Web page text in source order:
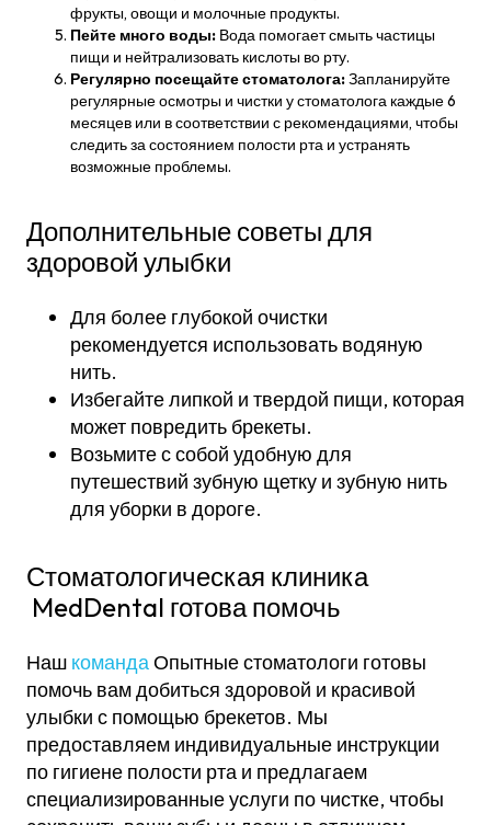
фрукты, овощи и молочные продукты.
Пейте много воды: Вода помогает смыть частицы
пищи и нейтрализовать кислоты во рту.
Регулярно посещайте стоматолога:Запланируйте
регулярные осмотры и чистки у стоматолога каждые 6
месяцев или в соответствии с рекомендациями, чтобы
следить за состоянием полости рта и устранять
возможные проблемы.
Дополнительные советы для
здоровой улыбки
Для более глубокой очистки
рекомендуется использовать водяную
нить.
Избегайте липкой и твердой пищи, которая
может повредить брекеты.
Возьмите с собой удобную для
путешествий зубную щетку и зубную нить
для уборки в дороге.
Стоматологическая клиника
MedDental готова помочь
Наш командаОпытные стоматологи готовы
помочь вам добиться здоровой и красивой
улыбки с помощью брекетов. Мы
предоставляем индивидуальные инструкции
по гигиене полости рта и предлагаем
специализированные услуги по чистке, чтобы